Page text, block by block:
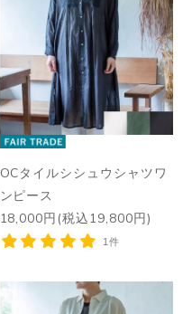
OCタイルシシュウシャツワ
ンピース
18,000円(税込19,800円)
1件